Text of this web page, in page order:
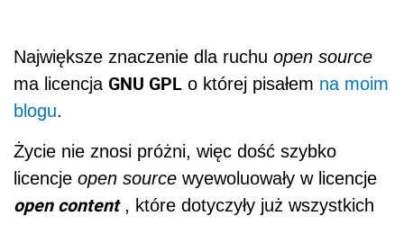
Największe znaczenie dla ruchu open source
ma licencja GNU GPL o której pisałem na moim
blogu.
Życie nie znosi próżni, więc dość szybko
licencje open source wyewoluowały w licencje
open content, które dotyczyły już wszystkich